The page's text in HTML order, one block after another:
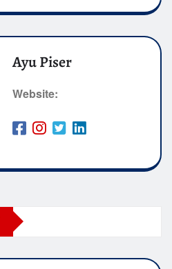
Ayu Piser
Website: